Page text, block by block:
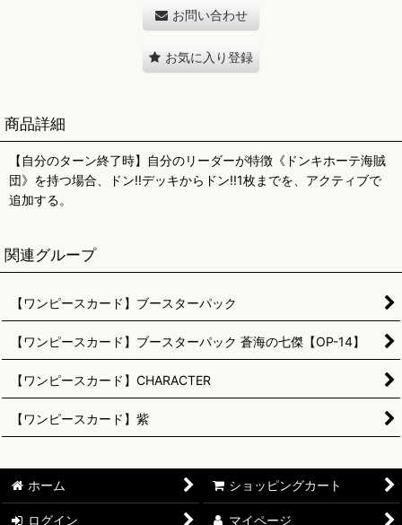
お問い合わせ
お気に入り登録
商品詳細
【自分のターン終了時】自分のリーダーが特徴《ドンキホーテ海賊
団》を持つ場合、ドン!!デッキからドン!!1枚までを、アクティブで
追加する。
関連グループ
【ワンピースカード】ブースターパック
【ワンピースカード】ブースターパック 蒼海の七傑【OP-14】
【ワンピースカード】CHARACTER
【ワンピースカード】紫
ホーム ショッピングカート
ログイン マイページ